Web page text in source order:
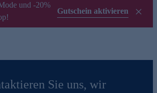
und -20%
Gutschein aktivieren
Sie uns, wir